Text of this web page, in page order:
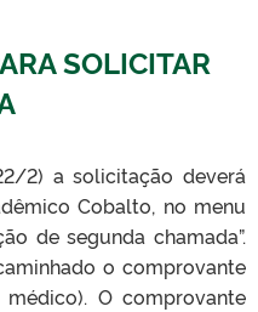
SOLICITAR
2) a solicitação deverá
Cobalto, no menu
de segunda chamada”.
o comprovante
O comprovante